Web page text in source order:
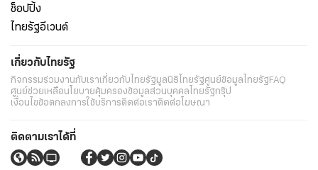
ช็อปปิ้ง
ไทยรัฐอีเวนต์
เกี่ยวกับไทยรัฐ
กิจกรรมร่วมงานกับเราเกี่ยวกับไทยรัฐมูลนิธิไทยรัฐศูนย์ข้อมูลไทยรัฐFAQ
ศูนย์ช่วยเหลือนโยบายคุ้มครองข้อมูลส่วนบุคคลไทยรัฐกรุ๊ป
เงื่อนไขข้อตกลงการใช้บริการติดต่อเราติดต่อโฆษณา
ติดตามเราได้ที่